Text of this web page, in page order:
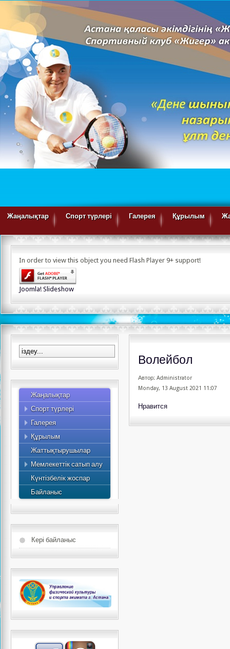
Жаңалықтар Спорт түрлері Галерея Құрылым
In order to view this object you need Flash Player 9+ support!
Joomla! Slideshow
Волейбол
Автор: Administrator
Monday, 13 August 2021 11:07
Нравится
Жаңалықтар
Спорт түрлері
Альпинизм
Асық ату
Бодибилдинг
Бүркітші
Керлинг
Киокушинкай карате
Сомдалу
Құзға өрмелеу
Таеквондо
Жекпе-жек сайысы
Гір спорты
Қол күресі
Спорттық туризм
Галерея
Фото
Видео
Құрылым
Қызметкерлер
Жаттықтырушылар
Мемлекеттік сатып алу
Жоспар
2015 жылдың жылдық
есебі
Күнтізбелік жоспар
Байланыс
Кері байланыс